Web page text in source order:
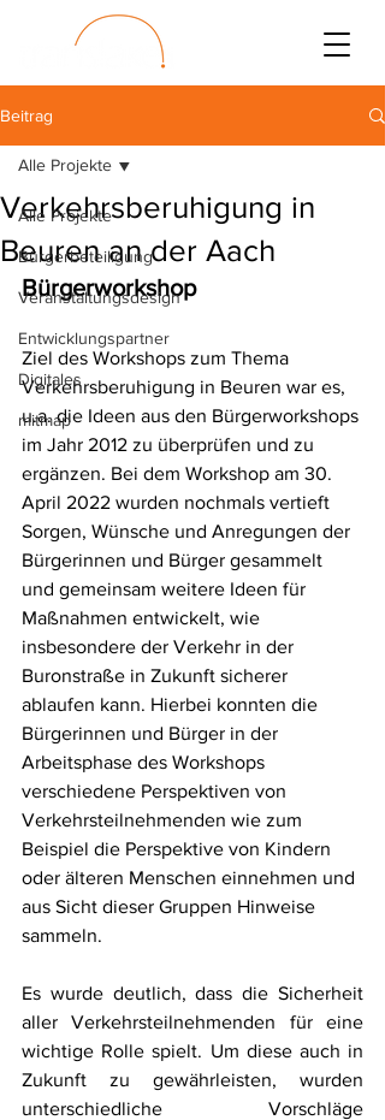
Beitrag
Alle Projekte
Bürgerbeteiligung
Veranstaltungsdesign
Entwicklungspartner
Digitales
mitmap
Alle Projekte
Verkehrsberuhigung in
Beuren an der Aach
Bürgerworkshop
Ziel des Workshops zum Thema
Verkehrsberuhigung in Beuren war es,
u.a. die Ideen aus den Bürgerworkshops
im Jahr 2012 zu überprüfen und zu
ergänzen. Bei dem Workshop am 30.
April 2022 wurden nochmals vertieft
Sorgen, Wünsche und Anregungen der
Bürgerinnen und Bürger gesammelt
und gemeinsam weitere Ideen für
Maßnahmen entwickelt, wie
insbesondere der Verkehr in der
Buronstraße in Zukunft sicherer
ablaufen kann. Hierbei konnten die
Bürgerinnen und Bürger in der
Arbeitsphase des Workshops
verschiedene Perspektiven von
Verkehrsteilnehmenden wie zum
Beispiel die Perspektive von Kindern
oder älteren Menschen einnehmen und
aus Sicht dieser Gruppen Hinweise
sammeln.
Es wurde deutlich, dass die Sicherheit
aller Verkehrsteilnehmenden für eine
wichtige Rolle spielt. Um diese auch in
Zukunft zu gewährleisten, wurden
unterschiedliche Vorschläge